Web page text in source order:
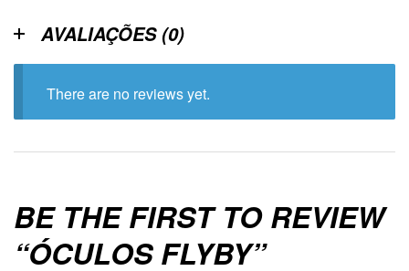
AVALIAÇÕES (0)
There are no reviews yet.
BE THE FIRST TO REVIEW
“ÓCULOS FLYBY”